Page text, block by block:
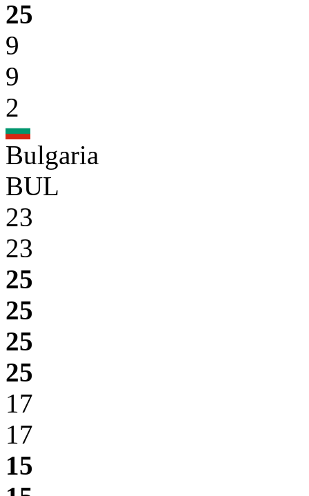
25
9
9
2
Bulgaria
BUL
23
23
25
25
25
25
17
17
15